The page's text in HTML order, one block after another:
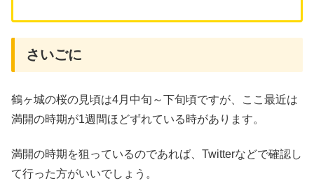
さいごに
鶴ヶ城の桜の見頃は4月中旬～下旬頃ですが、ここ最近は
満開の時期が1週間ほどずれている時があります。
満開の時期を狙っているのであれば、Twitterなどで確認し
て行った方がいいでしょう。